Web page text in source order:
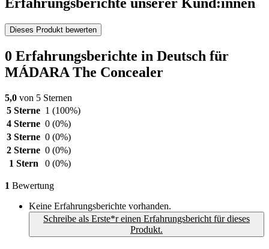
Erfahrungsberichte unserer Kund:innen
Dieses Produkt bewerten
0 Erfahrungsberichte in Deutsch für
MÁDARA The Concealer
5,0 von 5 Sternen
5 Sterne 1 (100%)
4 Sterne 0 (0%)
3 Sterne 0 (0%)
2 Sterne 0 (0%)
1 Stern
0 (0%)
1 Bewertung
Keine Erfahrungsberichte vorhanden.
Schreibe als Erste*r einen Erfahrungsbericht für dieses
Produkt.